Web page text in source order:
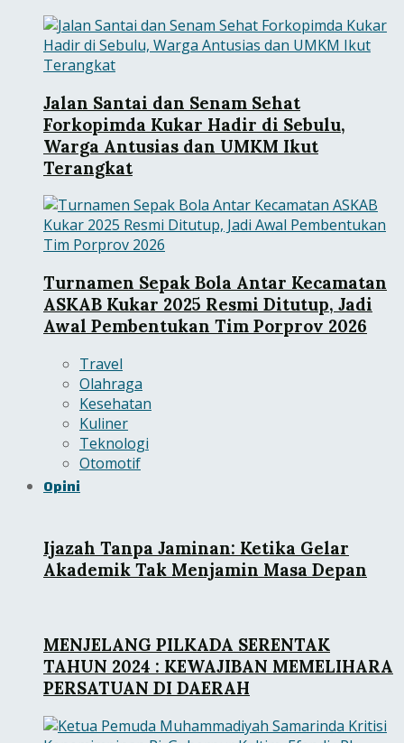
Jalan Santai dan Senam Sehat
Forkopimda Kukar Hadir di Sebulu,
Warga Antusias dan UMKM Ikut
Terangkat
Turnamen Sepak Bola Antar Kecamatan
ASKAB Kukar 2025 Resmi Ditutup, Jadi
Awal Pembentukan Tim Porprov 2026
Travel
Olahraga
Kesehatan
Kuliner
Teknologi
Otomotif
Opini
Ijazah Tanpa Jaminan: Ketika Gelar
Akademik Tak Menjamin Masa Depan
MENJELANG PILKADA SERENTAK
TAHUN 2024 : KEWAJIBAN MEMELIHARA
PERSATUAN DI DAERAH